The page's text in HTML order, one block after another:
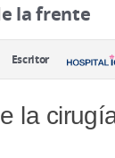
la frente
Escritor
la